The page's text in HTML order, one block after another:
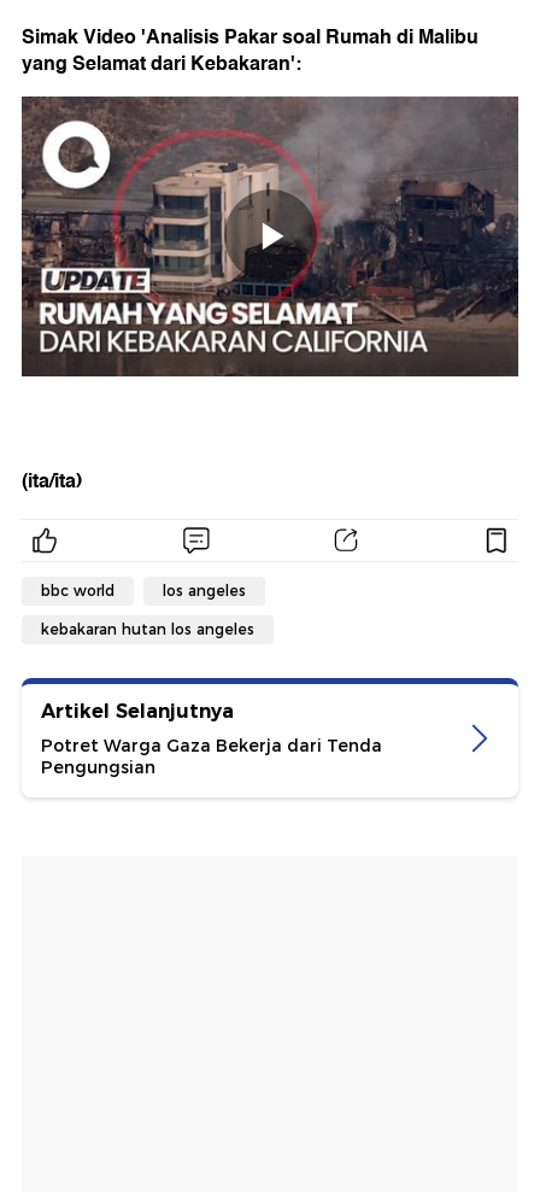
Simak Video 'Analisis Pakar soal Rumah di Malibu
yang Selamat dari Kebakaran':
(ita/ita)
bbc world los angeles
kebakaran hutan los angeles
Artikel Selanjutnya
Potret Warga Gaza Bekerja dari Tenda
Pengungsian